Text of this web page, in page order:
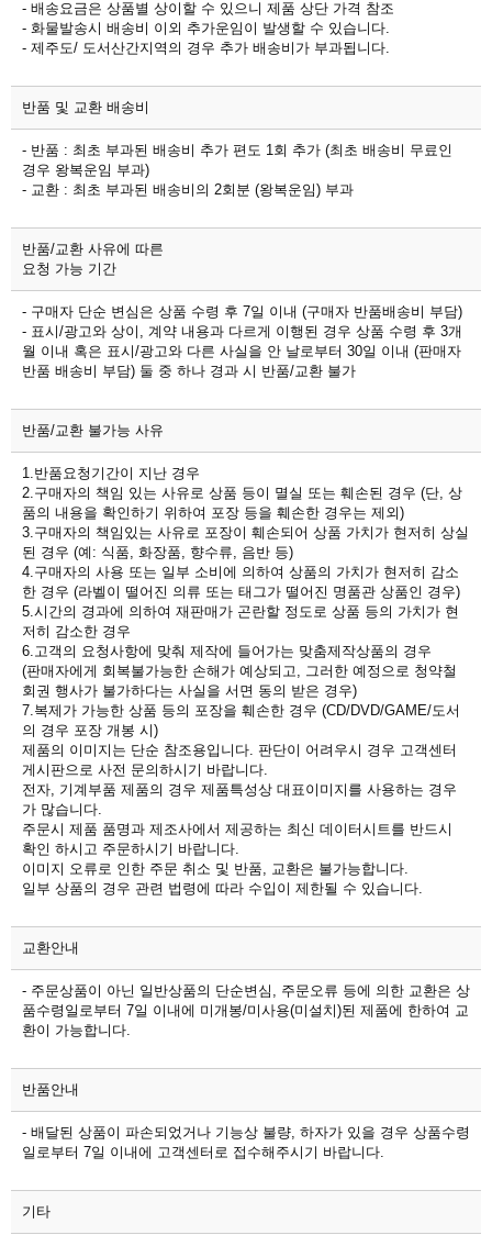
- 배송요금은 상품별 상이할 수 있으니 제품 상단 가격 참조
- 화물발송시 배송비 이외 추가운임이 발생할 수 있습니다.
- 제주도/ 도서산간지역의 경우 추가 배송비가 부과됩니다.
반품 및 교환 배송비
- 반품 : 최초 부과된 배송비 추가 편도 1회 추가 (최초 배송비 무료인
경우 왕복운임 부과)
- 교환 : 최초 부과된 배송비의 2회분 (왕복운임) 부과
반품/교환 사유에 따른
요청 가능 기간
- 구매자 단순 변심은 상품 수령 후 7일 이내 (구매자 반품배송비 부담)
- 표시/광고와 상이, 계약 내용과 다르게 이행된 경우 상품 수령 후 3개
월 이내 혹은 표시/광고와 다른 사실을 안 날로부터 30일 이내 (판매자
반품 배송비 부담) 둘 중 하나 경과 시 반품/교환 불가
반품/교환 불가능 사유
1.반품요청기간이 지난 경우
2.구매자의 책임 있는 사유로 상품 등이 멸실 또는 훼손된 경우 (단, 상
품의 내용을 확인하기 위하여 포장 등을 훼손한 경우는 제외)
3.구매자의 책임있는 사유로 포장이 훼손되어 상품 가치가 현저히 상실
된 경우 (예: 식품, 화장품, 향수류, 음반 등)
4.구매자의 사용 또는 일부 소비에 의하여 상품의 가치가 현저히 감소
한 경우 (라벨이 떨어진 의류 또는 태그가 떨어진 명품관 상품인 경우)
5.시간의 경과에 의하여 재판매가 곤란할 정도로 상품 등의 가치가 현
저히 감소한 경우
6.고객의 요청사항에 맞춰 제작에 들어가는 맞춤제작상품의 경우
(판매자에게 회복불가능한 손해가 예상되고, 그러한 예정으로 청약철
회권 행사가 불가하다는 사실을 서면 동의 받은 경우)
7.복제가 가능한 상품 등의 포장을 훼손한 경우 (CD/DVD/GAME/도서
의 경우 포장 개봉 시)
제품의 이미지는 단순 참조용입니다. 판단이 어려우시 경우 고객센터
게시판으로 사전 문의하시기 바랍니다.
전자, 기계부품 제품의 경우 제품특성상 대표이미지를 사용하는 경우
가 많습니다.
주문시 제품 품명과 제조사에서 제공하는 최신 데이터시트를 반드시
확인 하시고 주문하시기 바랍니다.
이미지 오류로 인한 주문 취소 및 반품, 교환은 불가능합니다.
일부 상품의 경우 관련 법령에 따라 수입이 제한될 수 있습니다.
교환안내
- 주문상품이 아닌 일반상품의 단순변심, 주문오류 등에 의한 교환은 상
품수령일로부터 7일 이내에 미개봉/미사용(미설치)된 제품에 한하여 교
환이 가능합니다.
반품안내
- 배달된 상품이 파손되었거나 기능상 불량, 하자가 있을 경우 상품수령
일로부터 7일 이내에 고객센터로 접수해주시기 바랍니다.
기타